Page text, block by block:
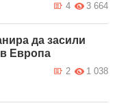
3 664
4
да засили
Европа
1 038
2